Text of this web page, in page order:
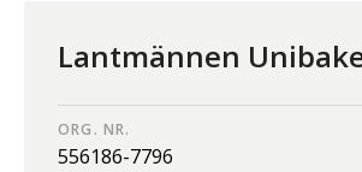
Lantmännen
ORG. NR.
556186-7796